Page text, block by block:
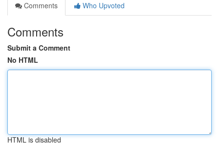
Comments
Who Upvoted
Comments
Submit a Comment
No HTML
HTML is disabled